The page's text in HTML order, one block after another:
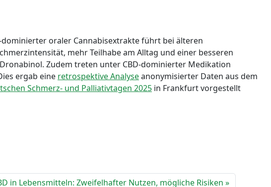
oraler Cannabisextrakte führt bei älteren
mehr Teilhabe am Alltag und einer besseren
Zudem treten unter CBD-dominierter Medikation
ergab eine retrospektive Analyseanonymisierter Daten aus dem
Schmerz- und Palliativtagen 2025 in Frankfurt vorgestellt
in Lebensmitteln: Zweifelhafter Nutzen, mögliche Risiken